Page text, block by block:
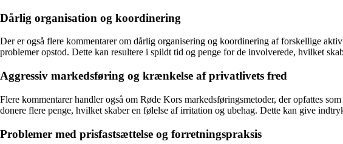
Dårlig organisation og koordinering
Der er også flere kommentarer om dårlig organisering og koordinering af forskellige
problemer opstod. Dette kan resultere i spildt tid og penge for de involverede, hvilket
Aggressiv markedsføring og krænkelse af privatlivets fred
Flere kommentarer handler også om Røde Kors markedsføringsmetoder, der opfattes
donere flere penge, hvilket skaber en følelse af irritation og ubehag. Dette kan give
Problemer med prisfastsættelse og forretningspraksis